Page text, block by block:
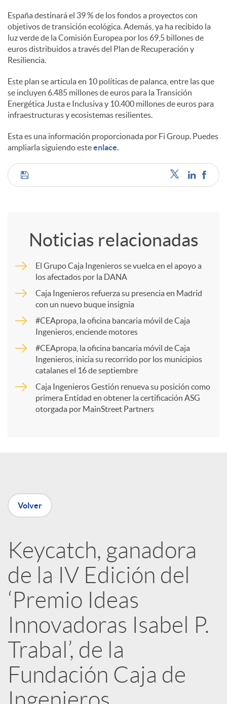
España destinará el 39 % de los fondos a proyectos con
objetivos de transición ecológica. Además, ya ha recibido la
luz verde de la Comisión Europea por los 69,5 billones de
euros distribuidos a través del Plan de Recuperación y
Resiliencia.
Este plan se articula en 10 políticas de palanca, entre las que
se incluyen 6.485 millones de euros para la Transición
Energética Justa e Inclusiva y 10.400 millones de euros para
infraestructuras y ecosistemas resilientes.
Esta es una información proporcionada por Fi Group. Puedes
ampliarla siguiendo esteenlace.
C
m
p
a
r
t
n
R
e
d
e
s
Noticias relacionadas
El Grupo Caja Ingenieros se vuelca en el apoyo a
los afectados por la DANA
Caja Ingenieros refuerza su presencia en Madrid
con un nuevo buque insignia
#CEApropa, la oficina bancaria móvil de Caja
Ingenieros, enciende motores
#CEApropa, la oficina bancaria móvil de Caja
Ingenieros, inicia su recorrido por los municipios
catalanes el 16 de septiembre
Caja Ingenieros Gestión renueva su posición como
primera Entidad en obtener la certificación ASG
otorgada por MainStreet Partners
Volver
Keycatch, ganadora
de la IV Edición del
‘Premio Ideas
Innovadoras Isabel P.
Trabal’, de la
Fundación Caja de